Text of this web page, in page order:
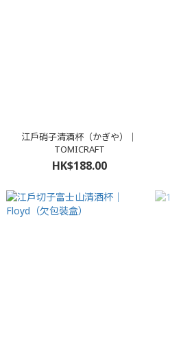
江戶硝子清酒杯（かぎや）｜
TOMICRAFT
HK$188.00